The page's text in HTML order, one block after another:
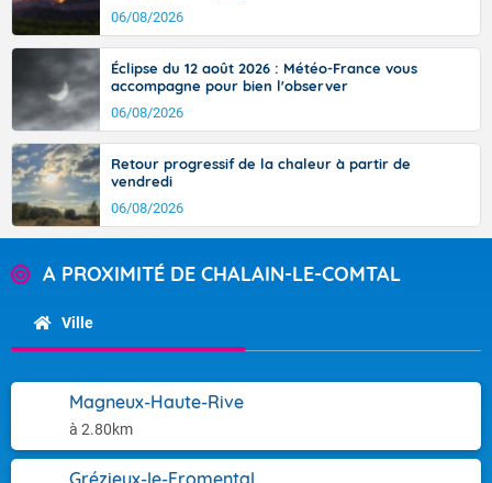
06/08/2026
Éclipse du 12 août 2026 : Météo-France vous
accompagne pour bien l'observer
06/08/2026
Retour progressif de la chaleur à partir de
vendredi
06/08/2026
A PROXIMITÉ DE CHALAIN-LE-COMTAL
Ville
Magneux-Haute-Rive
à 2.80km
Grézieux-le-Fromental